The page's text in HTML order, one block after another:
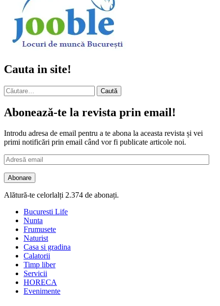
Cauta in site!
Caută
după:
Abonează-te la revista prin email!
Introdu adresa de email pentru a te abona la aceasta revista și vei
primi notificări prin email când vor fi publicate articole noi.
Adresă
email
Abonare
Alătură-te celorlalți 2.374 de abonați.
Bucuresti Life
Nunta
Frumusete
Naturist
Casa si gradina
Calatorii
Timp liber
Servicii
HORECA
Evenimente